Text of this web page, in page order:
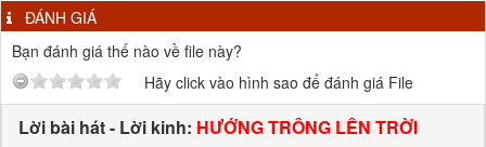
ĐÁNH GIÁ
Bạn đánh giá thế nào về file này?
Hãy click vào hình sao để đánh giá File
Lời bài hát - Lời kinh: HƯỚNG TRÔNG LÊN TRỜI